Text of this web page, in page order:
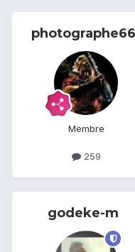
photographe66
Membre
259
godeke-m